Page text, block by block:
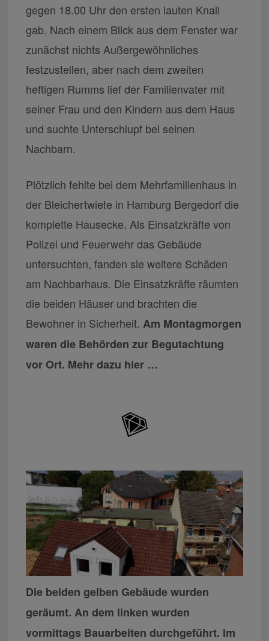
gegen 18.00 Uhr den ersten lauten Knall
gab. Nach einem Blick aus dem Fenster war
zunächst nichts Außergewöhnliches
festzustellen, aber nach dem zweiten
heftigen Rumms lief der Familienvater mit
seiner Frau und den Kindern aus dem Haus
und suchte Unterschlupf bei seinen
Nachbarn.
Plötzlich fehlte bei dem Mehrfamilienhaus in
der Bleichertwiete in Hamburg Bergedorf die
komplette Hausecke. Als Einsatzkräfte von
Polizei und Feuerwehr das Gebäude
untersuchten, fanden sie weitere Schäden
am Nachbarhaus. Die Einsatzkräfte räumten
die beiden Häuser und brachten die
Bewohner in Sicherheit.Am Montagmorgen
waren die Behörden zur Begutachtung
vor Ort. Mehr dazu hier …
Die beiden gelben Gebäude wurden
geräumt. An dem linken wurden
vormittags Bauarbeiten durchgeführt. Im